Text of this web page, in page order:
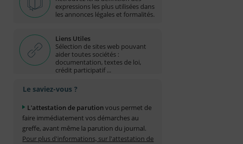
expressions les plus utilisées dans
les annonces légales et formalités.
Liens Utiles
Sélection de sites web pouvant
aider toutes sociétés :
documentation, textes de loi,
crédit participatif ...
Le saviez-vous ?
L'attestation de parution vous permet de
faire immédiatement vos démarches au
greffe, avant même la parution du journal.
Pour plus d'informations, sur l'attestation de